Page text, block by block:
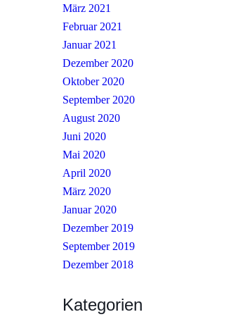
März 2021
Februar 2021
Januar 2021
Dezember 2020
Oktober 2020
September 2020
August 2020
Juni 2020
Mai 2020
April 2020
März 2020
Januar 2020
Dezember 2019
September 2019
Dezember 2018
Kategorien